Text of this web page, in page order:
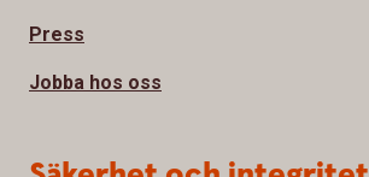
Press
Jobba hos oss